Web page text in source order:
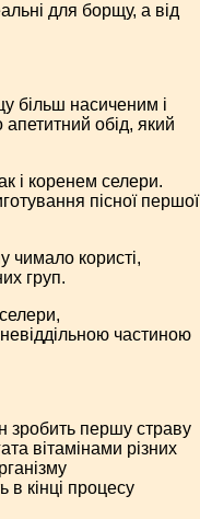
для борщу, а від
більш насиченим і
обід, який
і коренем селери.
пісної першої
чимало користі,
груп.
частиною
зробить першу страву
вітамінами різних
кінці процесу